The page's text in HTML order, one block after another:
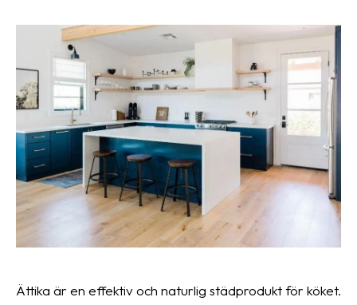
Ättika är en effektiv och naturlig städprodukt för köket.